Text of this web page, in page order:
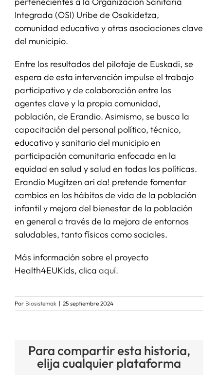
Integrada (OSI) Uribe de Osakidetza,
comunidad educativa y otras asociaciones clave
del municipio.
Entre los resultados del pilotaje de Euskadi, se
espera de esta intervención impulse el trabajo
participativo y de colaboración entre los
agentes clave y la propia comunidad,
población, de Erandio. Asimismo, se busca la
capacitación del personal político, técnico,
educativo y sanitario del municipio en
participación comunitaria enfocada en la
equidad en salud y salud en todas las políticas.
Erandio Mugitzen ari da! pretende fomentar
cambios en los hábitos de vida de la población
infantil y mejora del bienestar de la población
en general a través de la mejora de entornos
saludables, tanto físicos como sociales.
Más información sobre el proyecto
Health4EUKids, clica aquí.
Por Biosistemak | 25 septiembre 2024
Para compartir esta historia,
elija cualquier plataforma